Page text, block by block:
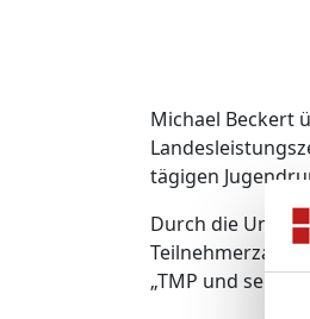
Michael Beckert
tägigen
Durch die
„TMP und